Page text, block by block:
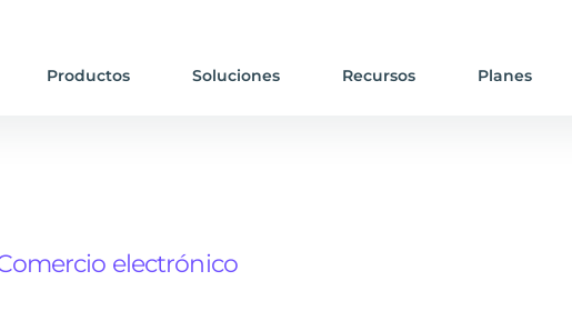
Productos Soluciones Recursos Planes
electrónico